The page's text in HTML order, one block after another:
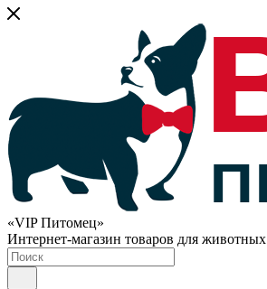
«VIP Питомец»
Интернет-магазин товаров для животных